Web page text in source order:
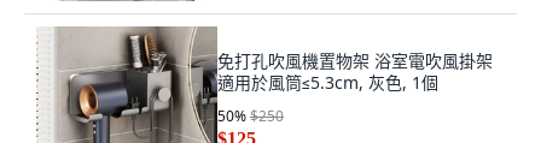
免打孔吹風機置物架 浴室電吹風掛架
適用於風筒≤5.3cm, 灰色, 1個
50%$250
$125